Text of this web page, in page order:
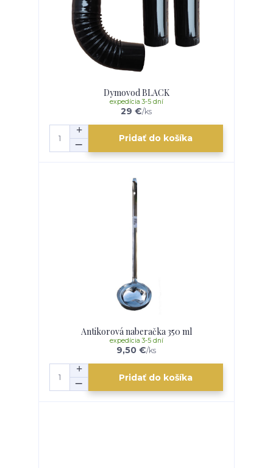
Dymovod BLACK
29 €/ks
expedícia 3-5 dní
Pridať do košíka
Antikorová naberačka 350 ml
9,50 €/ks
expedícia 3-5 dní
Pridať do košíka